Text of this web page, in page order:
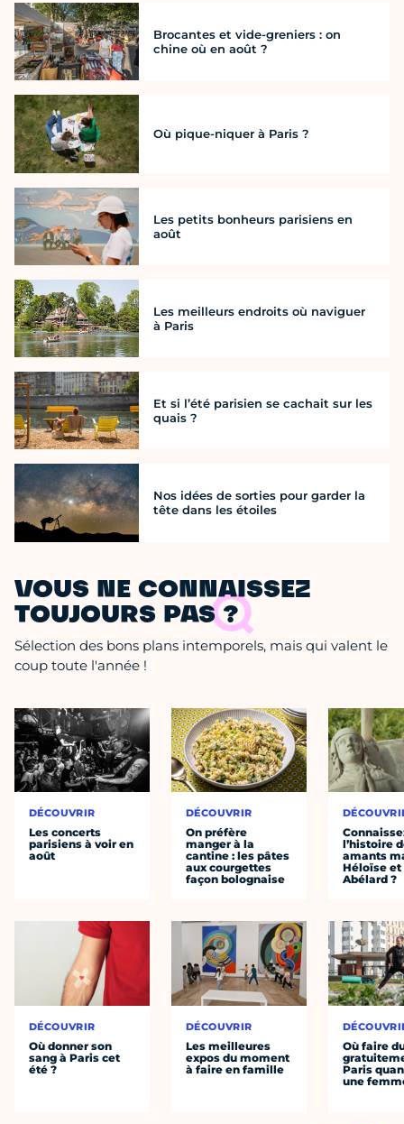
Brocantes et vide-greniers : on
chine où en août ?
Où pique-niquer à Paris ?
Les petits bonheurs parisiens en
août
Les meilleurs endroits où naviguer
à Paris
Et si l’été parisien se cachait sur les
quais ?
Nos idées de sorties pour garder la
tête dans les étoiles
VOUS NE CONNAISSEZ
TOUJOURS PAS ?
Sélection des bons plans intemporels, mais qui valent le
coup toute l'année !
DÉCOUVRIR
Les concerts
parisiens à voir en
août
DÉCOUVRIR
Où donner son
sang à Paris cet
été ?
DÉCOUVRIR
On préfère
manger à la
cantine : les pâtes
aux courgettes
façon bolognaise
DÉCOUVRIR
Les meilleures
expos du moment
à faire en famille
l’histoire
amants
Héloïse et
Abélard ?
Où faire
Paris
une